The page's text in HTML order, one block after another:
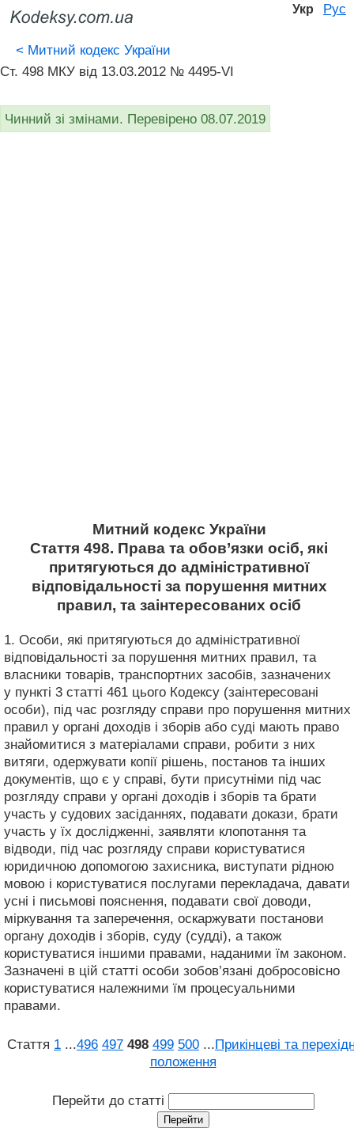
Укр Рус
< Митний кодекс України
Ст. 498 МКУ від 13.03.2012 № 4495-VI
Чинний зі змінами. Перевірено 08.07.2019
Митний кодекс України
Стаття 498. Права та обов’язки осіб, які
притягуються до адміністративної
відповідальності за порушення митних
правил, та заінтересованих осіб
1. Особи, які притягуються до адміністративної
відповідальності за порушення митних правил, та
власники товарів, транспортних засобів, зазначених
у пункті 3 статті 461 цього Кодексу (заінтересовані
особи), під час розгляду справи про порушення митних
правил у органі доходів і зборів або суді мають право
знайомитися з матеріалами справи, робити з них
витяги, одержувати копії рішень, постанов та інших
документів, що є у справі, бути присутніми під час
розгляду справи у органі доходів і зборів та брати
участь у судових засіданнях, подавати докази, брати
участь у їх дослідженні, заявляти клопотання та
відводи, під час розгляду справи користуватися
юридичною допомогою захисника, виступати рідною
мовою і користуватися послугами перекладача, давати
усні і письмові пояснення, подавати свої доводи,
міркування та заперечення, оскаржувати постанови
органу доходів і зборів, суду (судді), а також
користуватися іншими правами, наданими їм законом.
Зазначені в цій статті особи зобов’язані добросовісно
користуватися належними їм процесуальними
правами.
Стаття 1 ...496 497 498 499 500 ...Прикінцеві та
положення
Перейти до статті